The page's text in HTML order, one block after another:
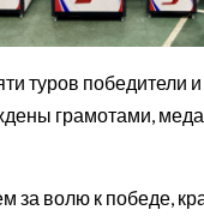
туров победители
грамотами,
за волю к победе,